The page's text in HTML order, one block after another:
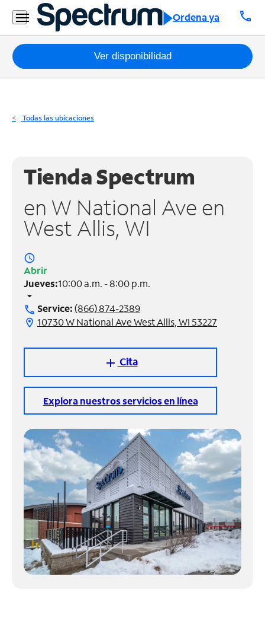
Ordena ya call
Residencial
Business
Paquetes
Internet
Teléfono
Residencial
Business
Contáctanos
Inglés
Administrar
cuenta
Encuentra
Ver disponibilidad
Todas las ubicaciones
Tienda Spectrum
en W National Ave en
West Allis, WI
access_time
Abrir
Jueves:10:00 a.m. - 8:00 p.m.
arrow_drop_down
call Service:(866) 874-2389
location_on 10730 W National Ave West Allis, WI 53227
addCita
Explora nuestros servicios en línea